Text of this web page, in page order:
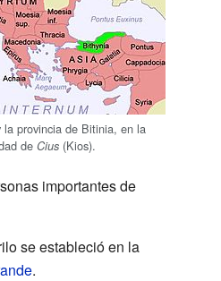
provincia de Bitinia, en la
deCius (Kios).
importantes de
se estableció en la
.